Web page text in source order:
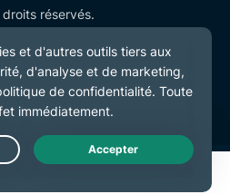
réservés.
Live Chat